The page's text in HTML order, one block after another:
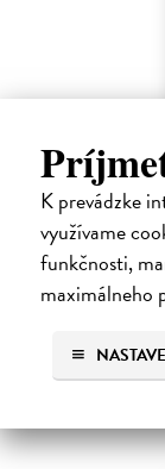
K prevádzke
využívame
funkčnosti,
maximálneho
Začíname
Tkáčová Judita,
Tereza| Kniha
Prvé jedlo
rodičov zas
Čaká sa dotlač,
16,48 €